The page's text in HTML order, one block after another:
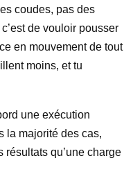
coudes, pas des
de vouloir pousser
en mouvement de tout
moins, et tu
une exécution
la majorité des cas,
résultats qu’une charge